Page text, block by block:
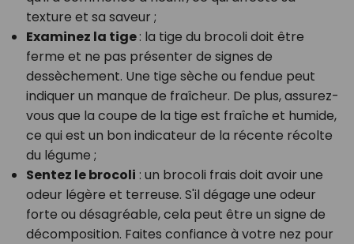
texture et sa saveur ;
Examinez la tige: la tige du brocoli doit être
ferme et ne pas présenter de signes de
dessèchement. Une tige sèche ou fendue peut
indiquer un manque de fraîcheur. De plus, assurez-
vous que la coupe de la tige est fraîche et humide,
ce qui est un bon indicateur de la récente récolte
du légume ;
Sentez le brocoli : un brocoli frais doit avoir une
odeur légère et terreuse. S'il dégage une odeur
forte ou désagréable, cela peut être un signe de
décomposition. Faites confiance à votre nez pour